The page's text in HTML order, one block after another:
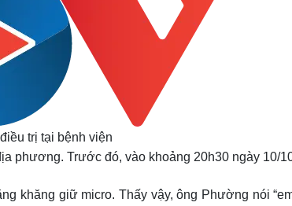
Thời trang
Sao Việt
trị tại bệnh viện
phương. Trước đó, vào khoảng 20h30 ngày 10/
khăng giữ micro. Thấy vậy, ông Phường nói